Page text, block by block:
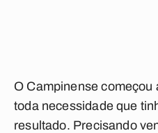
O Campinense
toda necessidade que
resultado. Precisando